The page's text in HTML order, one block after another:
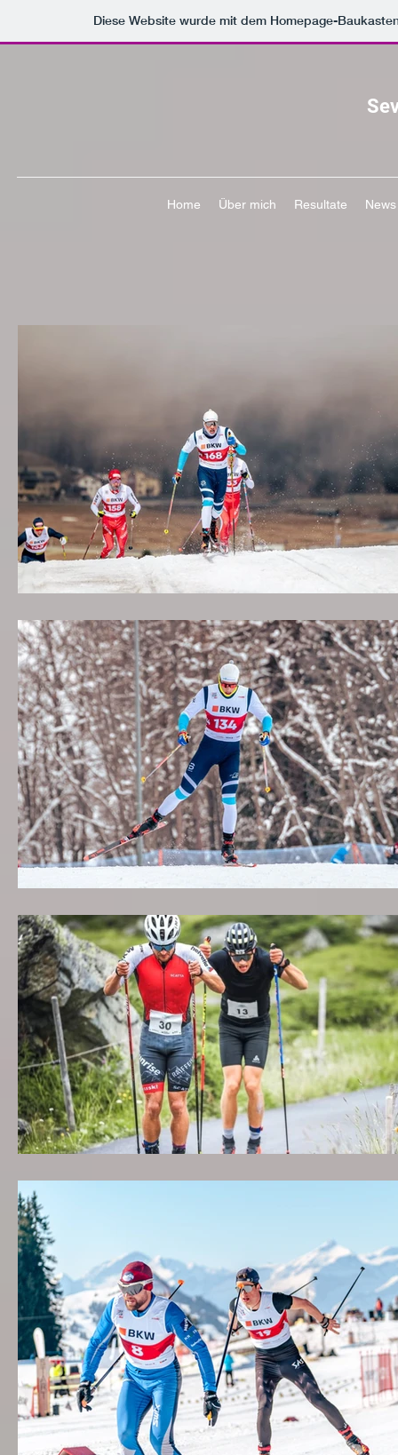
Diese Website wurde mit dem Homepage-
Home Über mich Resultate